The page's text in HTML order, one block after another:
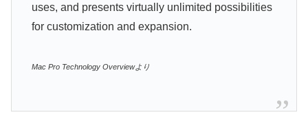
uses, and presents virtually unlimited possibilities
for customization and expansion.
Mac Pro Technology Overviewより